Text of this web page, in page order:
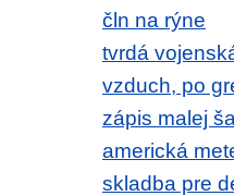
čln na rýne
tvrdá
vzduch, po
zápis malej
americká
skladba pre